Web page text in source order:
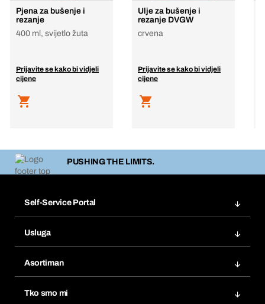
Pjena za bušenje i
rezanje
400 ml, svijetlo žuta
Prijavite se kako bi vidjeli
cijene
Ulje za bušenje i
rezanje DVGW
crvena
Prijavite se kako bi vidjeli
cijene
PUSHING THE LIMITS.
Self-Service Portal
Popisi želja
Ponovno naručivanje
Pretplate
Usluga
Tražitelji proizvoda
Asortiman
Tko smo mi